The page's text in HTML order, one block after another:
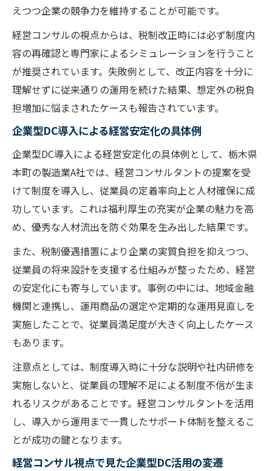
えつつ企業の競争力を維持することが可能です。
経営コンサルの視点からは、税制改正時には必ず制度内
容の再確認と専門家によるシミュレーションを行うこと
が推奨されています。失敗例として、改正内容を十分に
理解せずに従来通りの運用を続けた結果、想定外の税負
担増加に悩まされたケースも報告されています。
企業型DC導入による経営安定化の具体例
企業型DC導入による経営安定化の具体例として、栃木県
本町の製造業A社では、経営コンサルタントの提案を受
けて制度を導入し、従業員の定着率向上と人材確保に成
功しています。これは福利厚生の充実が企業の魅力を高
め、優秀な人材流出を防ぐ効果を生み出した結果です。
また、税制優遇措置により企業の実質負担を抑えつつ、
従業員の将来設計を支援する仕組みが整ったため、経営
の安定化にも寄与しています。事例の中には、地域金融
機関と連携し、運用商品の選定や定期的な運用見直しを
実施したことで、従業員満足度が大きく向上したケース
もあります。
注意点としては、制度導入時に十分な説明や社内研修を
実施しないと、従業員の理解不足による制度不信が生ま
れるリスクがあることです。経営コンサルタントを活用
し、導入から運用まで一貫したサポート体制を整えるこ
とが成功の鍵となります。
経営コンサル視点で見た企業型DC活用の変遷